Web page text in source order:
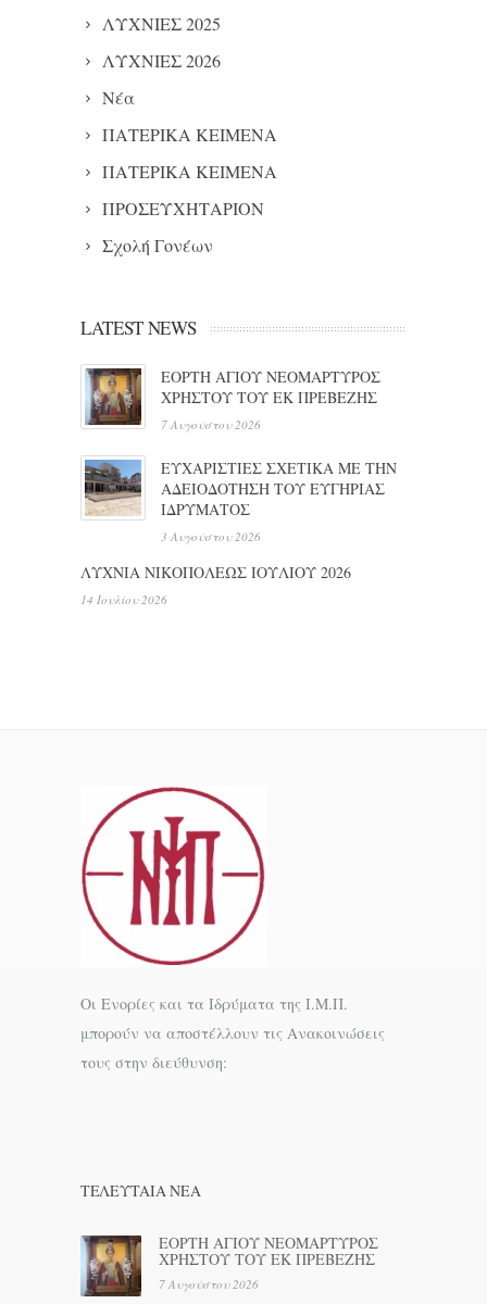
ΛΥΧΝΙΕΣ 2025
ΛΥΧΝΙΕΣ 2026
Νέα
ΠΑΤΕΡΙΚΑ ΚΕΙΜΕΝΑ
ΠΑΤΕΡΙΚΑ ΚΕΙΜΕΝΑ
ΠΡΟΣΕΥΧΗΤΑΡΙΟΝ
Σχολή Γονέων
LATEST NEWS
ΕΟΡΤΗ ΑΓΙΟΥ ΝΕΟΜΑΡΤΥΡΟΣ
ΧΡΗΣΤΟΥ ΤΟΥ ΕΚ ΠΡΕΒΕΖΗΣ
7 Αυγούστου 2026
ΕΥΧΑΡΙΣΤΙΕΣ ΣΧΕΤΙΚΑ ΜΕ ΤΗΝ
ΑΔΕΙΟΔΟΤΗΣΗ ΤΟΥ ΕΥΓΗΡΙΑΣ
ΙΔΡΥΜΑΤΟΣ
3 Αυγούστου 2026
ΛΥΧΝΙΑ ΝΙΚΟΠΟΛΕΩΣ ΙΟΥΛΙΟΥ 2026
14 Ιουλίου 2026
Οι Ενορίες και τα Ιδρύματα της Ι.Μ.Π.
μπορούν να αποστέλλουν τις Ανακοινώσεις
τους στην διεύθυνση:
ΤΕΛΕΥΤΑΊΑ ΝΕΑ
ΕΟΡΤΗ ΑΓΙΟΥ ΝΕΟΜΑΡΤΥΡΟΣ
ΧΡΗΣΤΟΥ ΤΟΥ ΕΚ ΠΡΕΒΕΖΗΣ
7 Αυγούστου 2026